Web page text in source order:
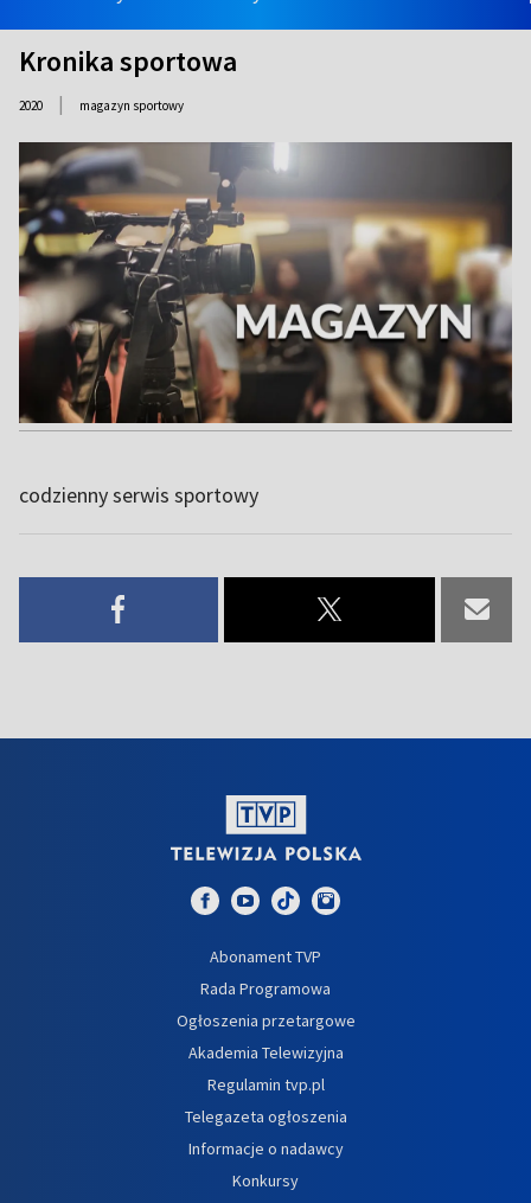
Kronika sportowa
2020 | magazyn sportowy
codzienny serwis sportowy
Abonament TVP
Rada Programowa
Ogłoszenia przetargowe
Akademia Telewizyjna
Regulamin tvp.pl
Telegazeta ogłoszenia
Informacje o nadawcy
Konkursy